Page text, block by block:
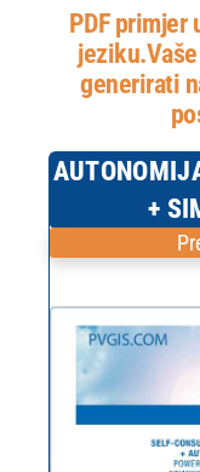
PDF primjer
jeziku.
generirati
+